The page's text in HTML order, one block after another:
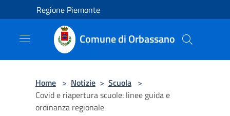
Salta al contenuto principale
Regione Piemonte
Comune di Orbassano
Home > Notizie > Scuola >
Covid e riapertura scuole: linee guida e
ordinanza regionale